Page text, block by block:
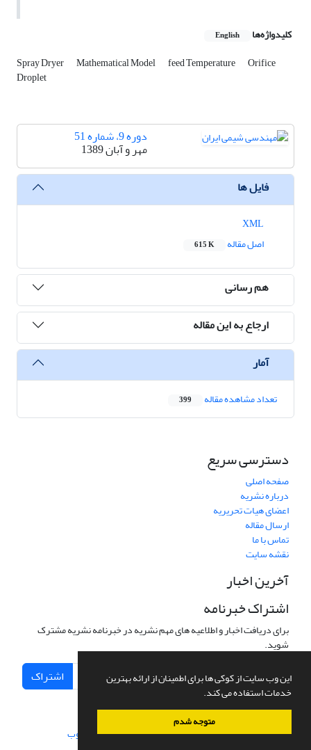
این وب سایت از کوکی ها برای اطمینان از ارائه بهترین
خدمات استفاده می کند.
متوجه شدم
کلیدواژه‌ها English
Spray Dryer Mathematical Model feed Temperature Orifice
Droplet
دوره 9، شماره 51
مهر و آبان 1389
فایل ها
اصل مقاله
615 K
هم رسانی
ارجاع به این مقاله
آمار
تعداد مشاهده مقاله 399
دسترسی سریع
صفحه اصلی
درباره نشریه
اعضای هیات تحریریه
ارسال مقاله
تماس با ما
نقشه سایت
آخرین اخبار
اشتراک خبرنامه
برای دریافت اخبار و اطلاعیه های مهم نشریه در خبرنامه نشریه مشترک
شوید.
اشتراک
سامانه مدیریت نشریات علمی.طراحی و پیاده سازی از سیناوب